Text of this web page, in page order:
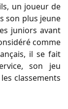
un joueur de
son plus jeune
juniors avant
comme
il se fait
son jeu
classements